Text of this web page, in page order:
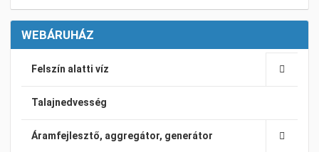
WEBÁRUHÁZ
Felszín alatti víz
Talajnedvesség
Áramfejlesztő, aggregátor, generátor